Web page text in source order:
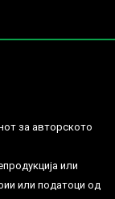
за авторското
или
или податоци од